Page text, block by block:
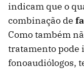
indicam que o
combinação de
Como também
tratamento pode
fonoaudiólogos,